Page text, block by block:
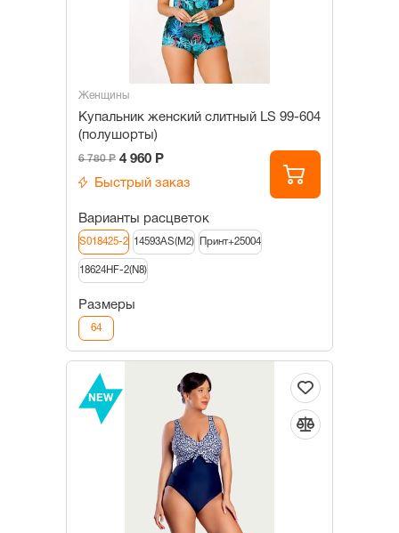
Женщины
Купальник женский слитный LS 99-604
(полушорты)
6 780 Р 4 960 Р
Быстрый заказ
Варианты расцветок
S018425-2 14593AS(M2) Принт+25004
18624HF-2(N8)
Размеры
64
NEW